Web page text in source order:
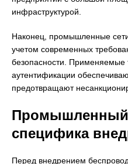
инфраструктурой.
Наконец, промышленные
учетом современных
безопасности.
аутентификации
предотвращают
Промышленный
специфика
Перед внедрением